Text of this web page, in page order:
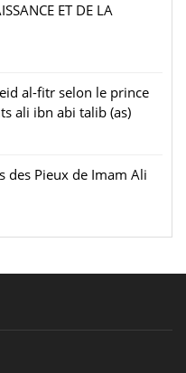
ET DE LA
al-fitr selon le prince
ali ibn abi talib (as)
des Pieux de Imam Ali